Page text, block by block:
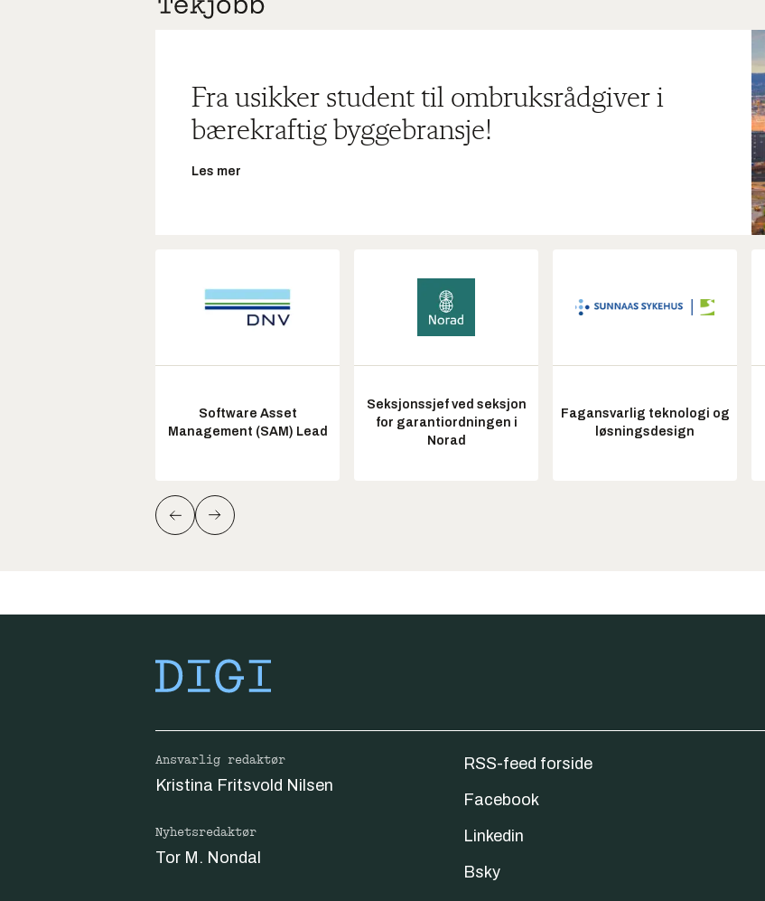
Fra usikker student til ombruksrådgiver i
bærekraftig byggebransje!
Les mer
Software Asset
Management (SAM) Lead
Seksjonssjef ved seksjon
for garantiordningen i
Norad
Fagansvarlig teknologi og
løsningsdesign
Ansvarlig redaktør
Kristina Fritsvold Nilsen
Nyhetsredaktør
Tor M. Nondal
RSS-feed forside
Facebook
Linkedin
Bsky